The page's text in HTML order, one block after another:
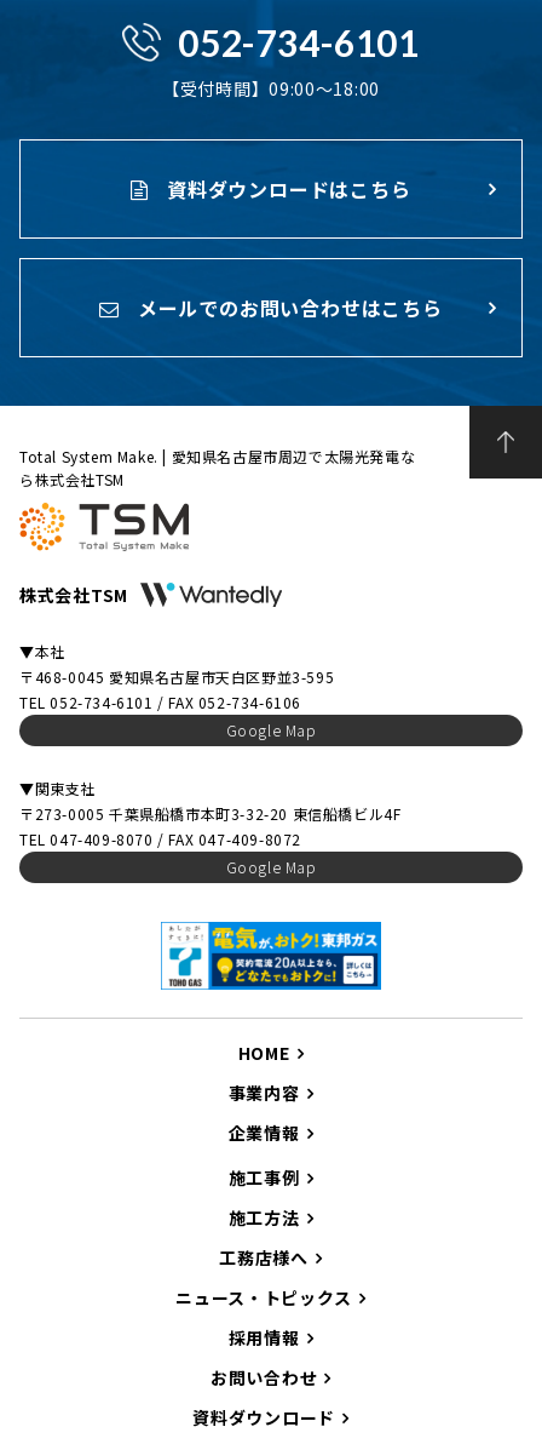
052-734-6101
【受付時間】09:00〜18:00
資料ダウンロードはこちら
メールでのお問い合わせはこちら
Total System Make. | 愛知県名古屋市周辺で太陽光発電な
ら株式会社TSM
株式会社TSM
▼本社
〒468-0045 愛知県名古屋市天白区野並3-595
TEL 052-734-6101 / FAX 052-734-6106
Google Map
▼関東支社
〒273-0005 千葉県船橋市本町3-32-20 東信船橋ビル4F
TEL 047-409-8070 / FAX 047-409-8072
Google Map
HOME
事業内容
企業情報
施工事例
施工方法
工務店様へ
ニュース・トピックス
採用情報
お問い合わせ
資料ダウンロード